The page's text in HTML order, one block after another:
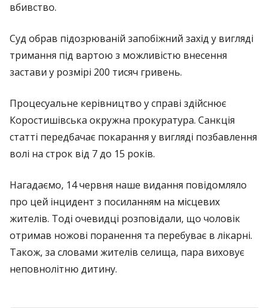
вбивство.
Суд обрав підозрюваній запобіжний захід у вигляді
тримання під вартою з можливістю внесення
застави у розмірі 200 тисяч гривень.
Процесуальне керівництво у справі здійснює
Коростишівська окружна прокуратура. Санкція
статті передбачає покарання у вигляді позбавлення
волі на строк від 7 до 15 років.
Нагадаємо, 14 червня наше видання повідомляло
про цей інцидент з посиланням на місцевих
жителів. Тоді очевидці розповідали, що чоловік
отримав ножові поранення та перебуває в лікарні.
Також, за словами жителів селища, пара виховує
неповнолітню дитину.